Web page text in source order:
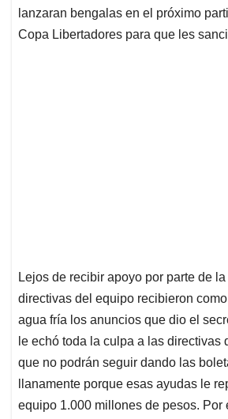
lanzaran bengalas en el próximo
Copa Libertadores para que les
Lejos de recibir apoyo por parte de
directivas del equipo recibieron
agua fría los anuncios que dio el
le echó toda la culpa a las directivas
que no podrán seguir dando las
llanamente porque esas ayudas le
equipo 1.000 millones de pesos. Por